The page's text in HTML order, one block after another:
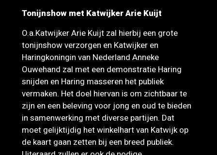
Tonijnshow met Katwijker Arie Kuijt
O.a.Katwijker Arie Kuijt zal hierbij een grote
tonijnshow verzorgen en Katwijker en
Haringkoningin van Nederland Anneke
Ouwehand zal met een demonstratie Haring
snijden en Haring masseren het publiek
vermaken. Het doel hiervan is om zichtbaar te
zijn en een beleving voor jong en oud te bieden
in samenwerking met diverse partijen. Dat
moet gelijktijdig het winkelhart van Katwijk op
de kaart gaan zetten bij een breed publiek.